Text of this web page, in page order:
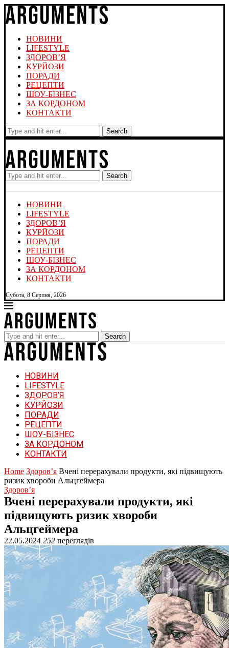
НОВИНИ
LIFESTYLE
ЗДОРОВ’Я
КУРЙОЗИ
ПОРАДИ
РЕЦЕПТИ
ШОУ-БІЗНЕС
ЗА КОРДОНОМ
КОНТАКТИ
Search
Search
НОВИНИ
LIFESTYLE
ЗДОРОВ’Я
КУРЙОЗИ
ПОРАДИ
РЕЦЕПТИ
ШОУ-БІЗНЕС
ЗА КОРДОНОМ
КОНТАКТИ
Субота, 8 Серпня, 2026
Search
НОВИНИ
LIFESTYLE
ЗДОРОВ’Я
КУРЙОЗИ
ПОРАДИ
РЕЦЕПТИ
ШОУ-БІЗНЕС
ЗА КОРДОНОМ
КОНТАКТИ
Home Здоров’я Вчені перерахували продукти, які підвищують
ризик хвороби Альцгеймера
Здоров’я
Вчені перерахували продукти, які
підвищують ризик хвороби
Альцгеймера
22.05.2024 252 переглядів